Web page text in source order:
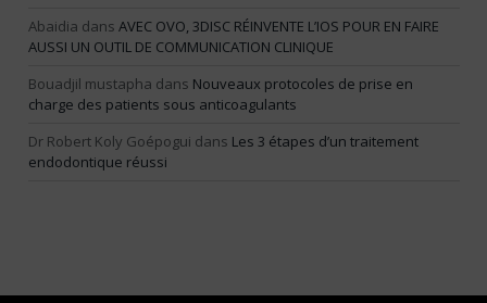
Abaidia dans AVEC OVO, 3DISC RÉINVENTE L’IOS POUR EN FAIRE
AUSSI UN OUTIL DE COMMUNICATION CLINIQUE
Bouadjil mustapha dans Nouveaux protocoles de prise en
charge des patients sous anticoagulants
Dr Robert Koly Goépogui dans Les 3 étapes d’un traitement
endodontique réussi